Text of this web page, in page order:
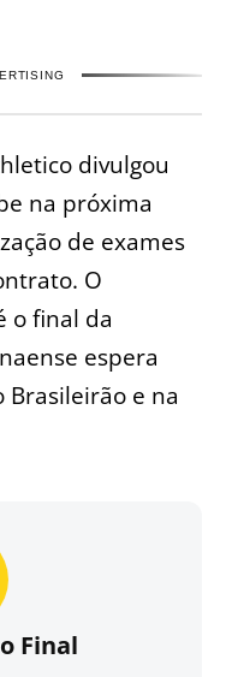
divulgou
na próxima
de exames
O
o final da
espera
e na
Final